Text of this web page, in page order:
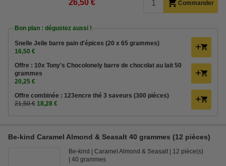
26,50 € Commander
Bon plan : dégustez aussi !
Snelle Jelle barre pain d'épices (20 x 65 grammes)
16,50 €
Offre : 10x Tony's Chocolonely barre de chocolat au lait 50
grammes
20,25 €
Offre combinée : 123encre thé 3 saveurs (300 pièces)
21,50 € 18,28 €
Be-kind Caramel Almond & Seasalt 40 grammes (12 pièces)
Be-kind Caramel Almond & Seasalt
12 pièce(s)
40 grammes